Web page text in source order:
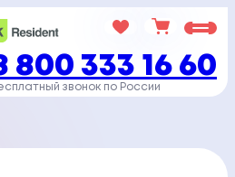
800 333 16 60
звонок по России